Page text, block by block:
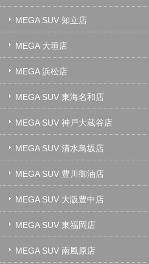
MEGA SUV 知立店
MEGA 大垣店
MEGA 浜松店
MEGA SUV 東海名和店
MEGA SUV 神戸大蔵谷店
MEGA SUV 清水鳥坂店
MEGA SUV 豊川御油店
MEGA SUV 大阪豊中店
MEGA SUV 東福岡店
MEGA SUV 南風原店